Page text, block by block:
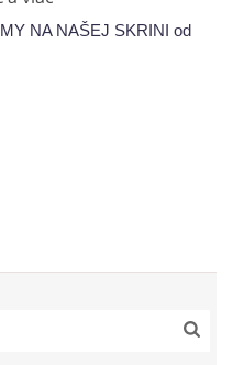
NA NAŠEJ SKRINI od